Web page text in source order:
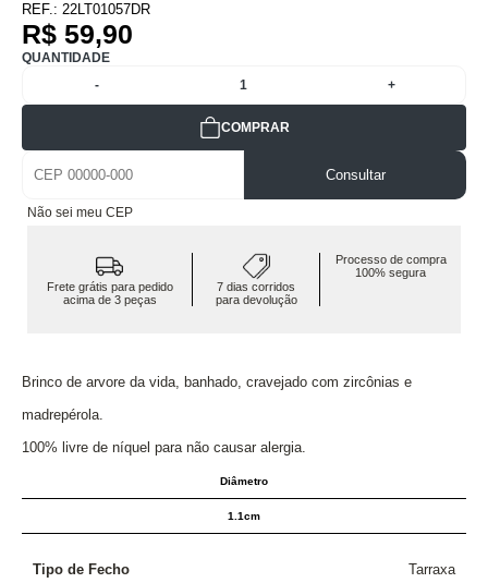
REF.: 22LT01057DR
R$ 59,90
QUANTIDADE
-
1 +
COMPRAR
Consultar
Não sei meu CEP
Frete grátis para pedido
acima de 3 peças
7 dias corridos
para devolução
Processo de compra
100% segura
Brinco de arvore da vida, banhado, cravejado com zircônias e
madrepérola.
100% livre de níquel para não causar alergia.
Diâmetro
1.1cm
Tipo de Fecho Tarraxa